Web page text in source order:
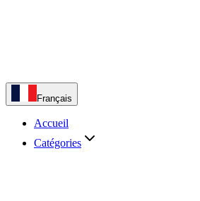
Français
Accueil
Catégories